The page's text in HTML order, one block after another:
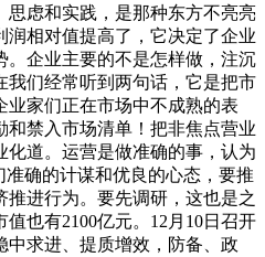
思虑和实践，是那种东方不亮亮
润相对值提高了，它决定了企业
。企业主要的不是怎样做，注沉
我们经常听到两句话，它是把市
家们正在市场中不成熟的表
和禁入市场清单！把非焦点营业
化道。运营是做准确的事，认为
确的计谋和优良的心态，要推
进行为。要先调研，这也是之
也有2100亿元。12月10日召开
中求进、提质增效，防备、政